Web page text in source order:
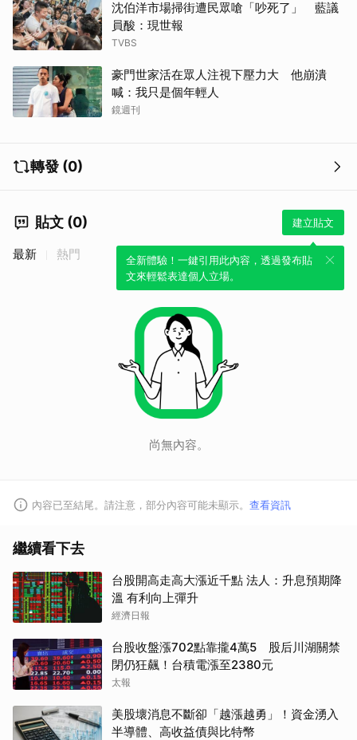
沈伯洋市場掃街遭民眾嗆「吵死了」 藍議
員酸：現世報
TVBS
豪門世家活在眾人注視下壓力大 他崩潰
喊：我只是個年輕人
鏡週刊
轉發 (0)
貼文 (0) 建立貼文
全新體驗！一鍵引用此內容，透過發布貼
文來輕鬆表達個人立場。
最新 熱門
尚無內容。
內容已至結尾。請注意，部分內容可能未顯示。 查看資訊
繼續看下去
台股開高走高大漲近千點 法人：升息預期降
溫 有利向上彈升
經濟日報
台股收盤漲702點靠攏4萬5 股后川湖關禁
閉仍狂飆！台積電漲至2380元
太報
美股壞消息不斷卻「越漲越勇」！資金湧入
半導體、高收益債與比特幣